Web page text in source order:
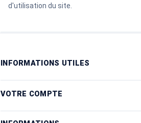
d'utilisation du site.
INFORMATIONS UTILES
VOTRE COMPTE